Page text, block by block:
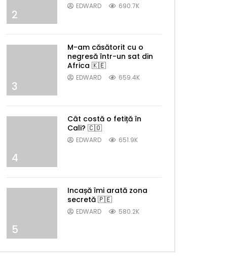
2
EDWARD 690.7K
3
M-am căsătorit cu o
negresă într-un sat din
Africa 🇰🇪
EDWARD 659.4K
4
Cât costă o fetiță în
Cali? 🇨🇴
EDWARD 651.9K
5
Incașă îmi arată zona
secretă 🇵🇪
EDWARD 580.2K